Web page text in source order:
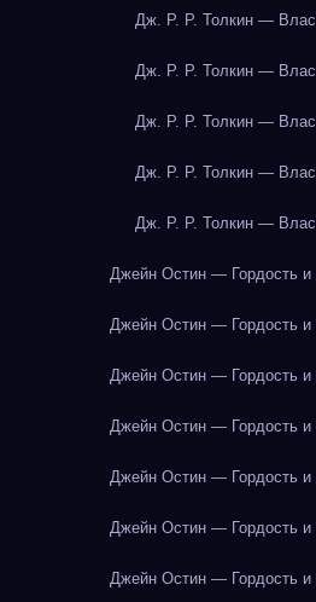
Дж. Р. Р. Толкин —
Дж. Р. Р. Толкин —
Дж. Р. Р. Толкин —
Дж. Р. Р. Толкин —
Дж. Р. Р. Толкин —
Джейн Остин — Гордость и
Джейн Остин — Гордость и
Джейн Остин — Гордость и
Джейн Остин — Гордость и
Джейн Остин — Гордость и
Джейн Остин — Гордость и
Джейн Остин — Гордость и